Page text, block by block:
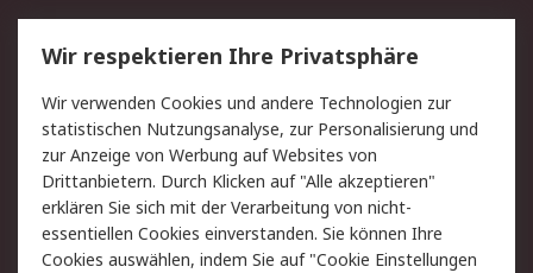
Service
Value Added Services
Lieferlösungen
Rücksendungen
Kontakt
Hilfe
Privatkunden
Rechtliches
AGB
Datenschutz
Wir respektieren Ihre Privatsphäre
Wir verwenden Cookies und andere Technologien zur
statistischen Nutzungsanalyse, zur Personalisierung und
zur Anzeige von Werbung auf Websites von
Drittanbietern. Durch Klicken auf "Alle akzeptieren"
erklären Sie sich mit der Verarbeitung von nicht-
essentiellen Cookies einverstanden. Sie können Ihre
Cookies auswählen, indem Sie auf "Cookie Einstellungen